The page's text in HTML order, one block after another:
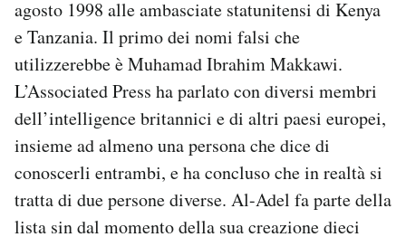
agosto 1998 alle ambasciate statunitensi di Kenya
e Tanzania. Il primo dei nomi falsi che
utilizzerebbe è Muhamad Ibrahim Makkawi.
L’Associated Press ha parlato con diversi membri
dell’intelligence britannici e di altri paesi europei,
insieme ad almeno una persona che dice di
conoscerli entrambi, e ha concluso che in realtà si
tratta di due persone diverse. Al-Adel fa parte della
lista sin dal momento della sua creazione dieci